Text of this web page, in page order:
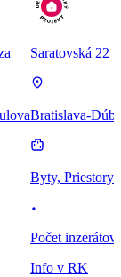
Saratovská 22
Bratislava-
Byty, Priestory
Počet inzerátov
Info v RK